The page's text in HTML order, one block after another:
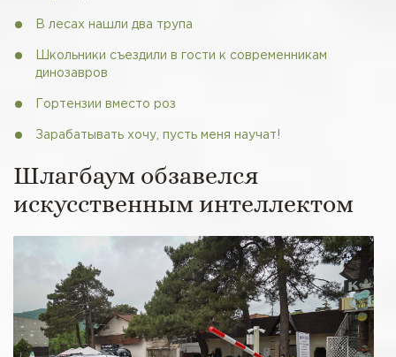
В лесах нашли два трупа
Школьники съездили в гости к современникам
динозавров
Гортензии вместо роз
Зарабатывать хочу, пусть меня научат!
Шлагбаум обзавелся
искусственным интеллектом